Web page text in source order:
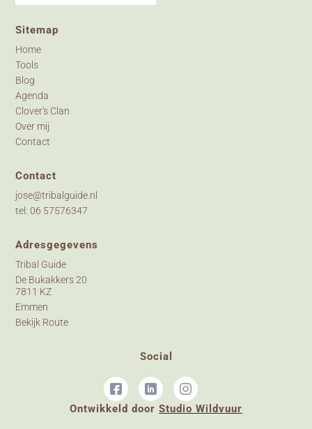
Sitemap
Home
Tools
Blog
Agenda
Clover's Clan
Over mij
Contact
Contact
jose@tribalguide.nl
tel: 06 57576347
Adresgegevens
Tribal Guide
De Bukakkers 20
7811 KZ
Emmen
Bekijk Route
Social
Ontwikkeld door Studio Wildvuur